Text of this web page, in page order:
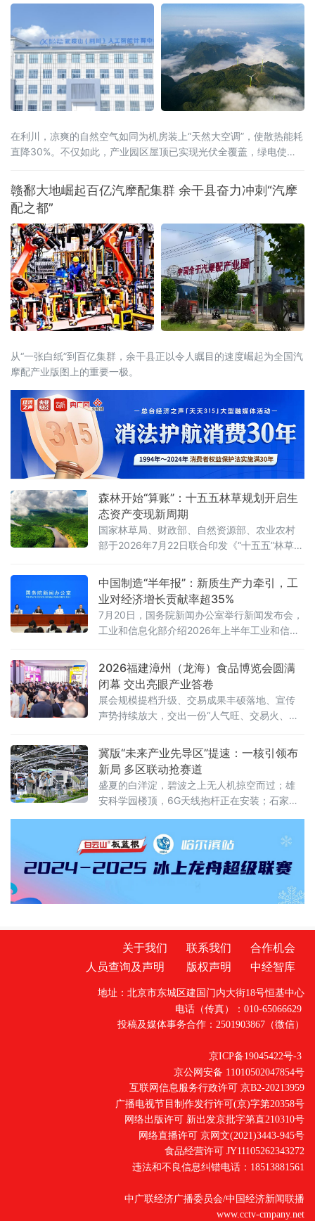
云”为基础，集技术赋能、资源整合、产业驱动
于一体，提供行业报告定制、AI全能力超市、场
景供需匹配、AI投融资、具身智
在利川，凉爽的自然空气如同为机房装上“天然大空调”，使散热能耗
直降30%。不仅如此，产业园区屋顶已实现光伏全覆盖，绿电使用
着100%清洁供能的目标迈进。
赣鄱大地崛起百亿汽摩配集群 余干县奋力冲刺“汽摩
配之都”
从“一张白纸”到百亿集群，余干县正以令人瞩目的速度崛起为全国汽
摩配产业版图上的重要一极。
森林开始“算账”：十五五林草规划开启生
态资产变现新周期
国家林草局、财政部、自然资源部、农业农村
部于2026年7月22日联合印发《“十五五”林草保
领性文件首次将“林草碳汇交易量”和“生态产品
溢价率”列为省级年度考核硬指标，并明确到
2030年全国森林覆盖率达到25.5%、森林蓄积
量增至224亿立方米、草原综合植被盖度稳定在
58%以上。规划期内的林草碳汇累计交易目标
中国制造“半年报”：新质生产力牵引，工
业对经济增长贡献率超35%
7月20日，国务院新闻办公室举行新闻发布会，
工业和信息化部介绍2026年上半年工业和信息
表示，上半年工业和信息化持续向新向优发
展。工业“半年报”数据亮眼，规模以上工业增加
值同比增长5.4%，工业对经济增长贡献率超
35%。从新技术突破到新赛道火热，中国制造
正加速涌现“新”力量。经济运行总体平稳 工
2026福建漳州（龙海）食品博览会圆满
闭幕 交出亮眼产业答卷
展会规模提档升级、交易成果丰硕落地、宣传
声势持续放大，交出一份“人气旺、交易火、渠
亮“中国休闲食品名城”金字招牌。人流资金双向
汇聚 交易热度“节节高”展会人气爆棚、交易
冀版“未来产业先导区”提速：一核引领布
新局 多区联动抢赛道
盛夏的白洋淀，碧波之上无人机掠空而过；雄
安科学园楼顶，6G天线抱杆正在安装；石家庄
验室门对门攻关……一幅“一核引领、多区联
动”的未来产业版图，正在燕赵大地加速铺展。
近年来，河北按照“一核引领、多区联动”的总体
架构，积极布局未来产业先导区。以雄安新区
为全省未来产业的核心策源地，依托京津冀国
关于我们 联系我们
合作机会
人员查询及声明
版权声明 中经智库
地址：北京市东城区建国门内大街18号恒基中心
电话（传真）：010-65066629
投稿及媒体事务合作：2501903867（微信）
京ICP备19045422号-3
京公网安备 11010502047854号
互联网信息服务行政许可 京B2-20213959
广播电视节目制作发行许可(京)字第20358号
网络出版许可 新出发京批字第直210310号
网络直播许可 京网文(2021)3443-945号
食品经营许可 JY11105262343272
违法和不良信息纠错电话：18513881561
中广联经济广播委员会/中国经济新闻联播
www.cctv-cmpany.net